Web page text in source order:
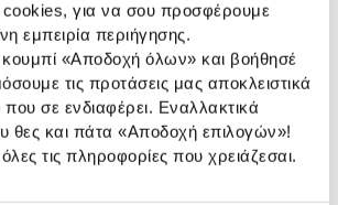
cookies, για να σου προσφέρουμε
εμπειρία περιήγησης.
«Αποδοχή όλων» και βοήθησέ
τις προτάσεις μας αποκλειστικά
σε ενδιαφέρει. Εναλλακτικά
θες και πάτα «Αποδοχή επιλογών»!
τις πληροφορίες που χρειάζεσαι.